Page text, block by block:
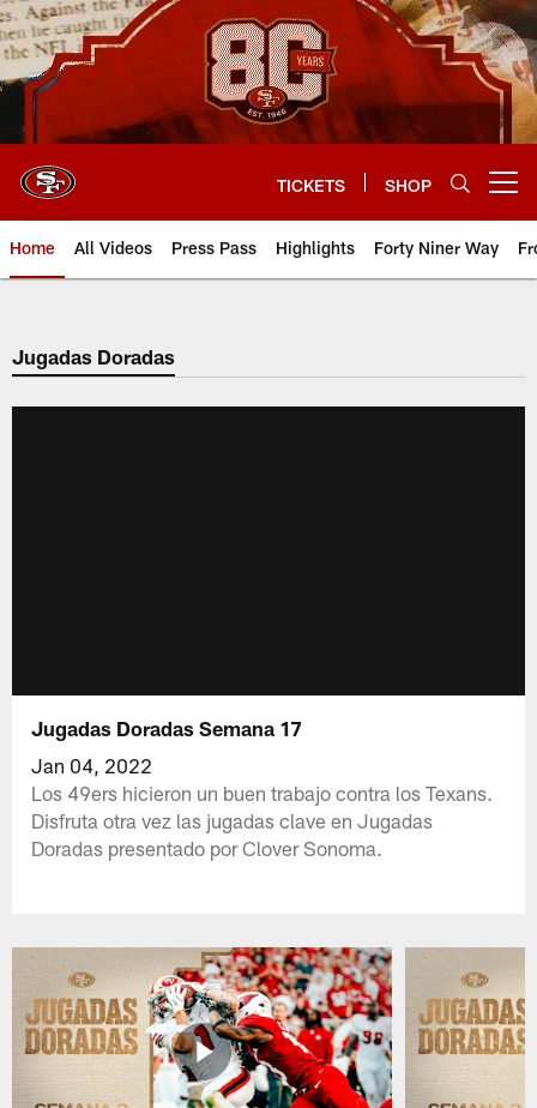
Skip
to
main
content
TICKETS SHOP
Home All Videos Press Pass Highlights Forty Niner Way
Jugadas Doradas
Jugadas Doradas Semana 17
Jan 04, 2022
Los 49ers hicieron un buen trabajo contra los Texans.
Disfruta otra vez las jugadas clave en Jugadas
Doradas presentado por Clover Sonoma.